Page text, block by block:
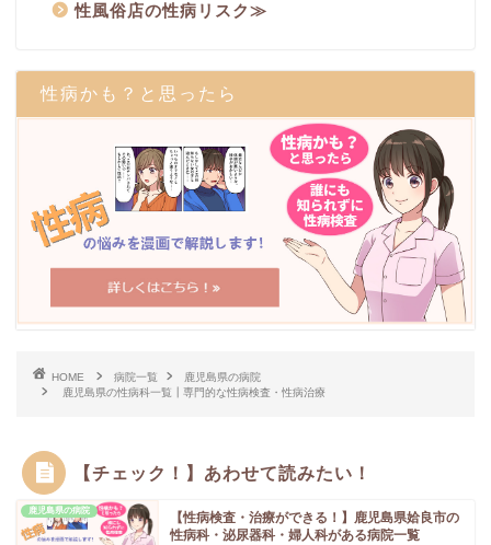
性風俗店の性病リスク≫
性病かも？と思ったら
HOME 病院一覧
鹿児島県の病院
鹿児島県の性病科一覧┃専門的な性病検査・性病治療
【チェック！】あわせて読みたい！
鹿児島県の病院
【性病検査・治療ができる！】鹿児島県姶良市の
性病科・泌尿器科・婦人科がある病院一覧